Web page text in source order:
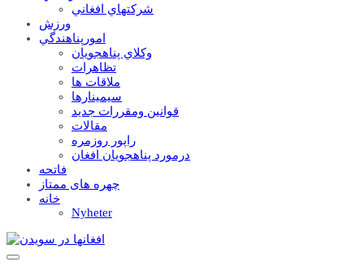
شرکتهاي افغاني
ورزش
امورپناهندگي
وکلاي پناهجويان
تظاهرات
ملاقات ها
سيمينارها
قوانين ومقررات جديد
مقالات
راپور روزمره
درمورد پناهجويان افغان
فاتحه
چهره های ممتاز
خانه
Nyheter